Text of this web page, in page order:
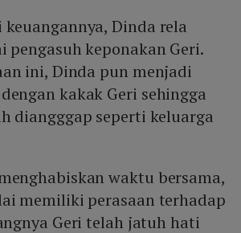
Dinda rela
pengasuh keponakan Geri.
ini, Dinda pun menjadi
kakak Geri sehingga
diangggap seperti keluarga
waktu bersama,
memiliki perasaan terhadap
Geri telah jatuh hati